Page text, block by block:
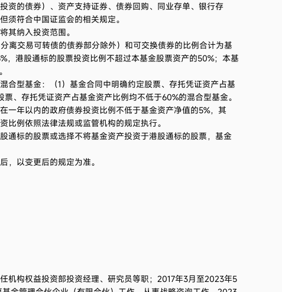
资的债券）、资产支持证券、债券回购、同业存单、银行存
须符合中国证监会的相关规定。
其纳入投资范围。
离交易可转债的债券部分除外）和可交换债券的比例合计为基
，港股通标的股票投资比例不超过本基金股票资产的50%；本基
型基金：（1）基金合同中明确约定股票、存托凭证资产占基
、存托凭证资产占基金资产比例均不低于60%的混合型基金。
一年以内的政府债券投资比例不低于基金资产净值的5%，其
例依照法律法规或监管机构的规定执行。
通标的股票或选择不将基金资产投资于港股通标的股票，基金
，以变更后的规定为准。
机构权益投资部投资经理、研究员等职；2017年3月至2023年5